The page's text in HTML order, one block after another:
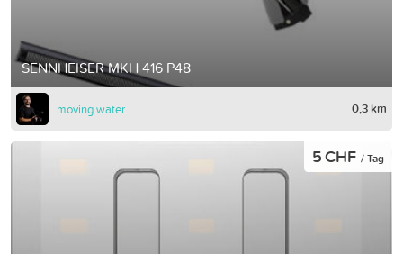
SENNHEISER MKH 416 P48
moving water 0,3 km
5 CHF / Tag